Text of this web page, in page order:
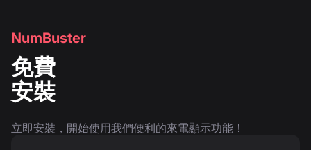
NumBuster
免費
安裝
立即安裝，開始使用我們便利的來電顯示功能！